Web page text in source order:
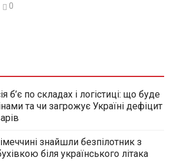
0
б’є по складах і логістиці: що буде
та чи загрожує Україні дефіцит
знайшли безпілотник з
біля українського літака